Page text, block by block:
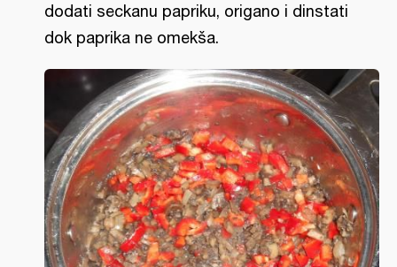
dodati seckanu papriku, origano i dinstati
dok paprika ne omekša.